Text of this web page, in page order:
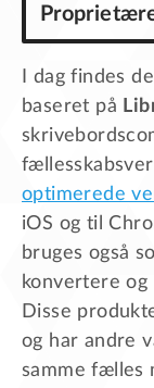
I dag findes
baseret på
optimerede
iOS og til
bruges også
konvertere
Disse
og har andre
samme fælles